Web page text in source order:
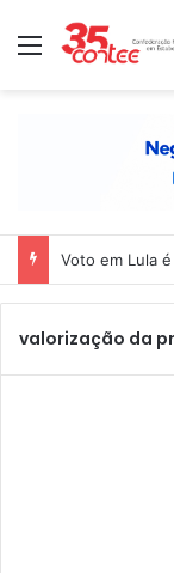
Menu
Voto em Lula
valorização da